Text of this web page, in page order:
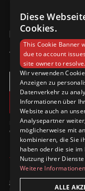
Newsletter
Abonniere unseren
Neuigkeiten.
Durch das Abonnieren
erhältst Updates.
Datenschutzrichtlinie
Diese
Cookies.
This Cookie Banner
due to account
site owner to resolve.
Wir verwenden
Anzeigen zu
Datenverkehr zu
Informationen über
Website auch an
Analysepartner
möglicherweise mit
kombinieren, die Sie
haben oder die sie im
Nutzung ihrer
Weitere Informationen
ALLE